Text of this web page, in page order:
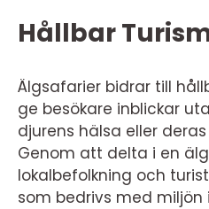
Hållbar
Älgsafarier bidrar till
ge besökare inblickar
djurens hälsa eller
Genom att delta i en
lokalbefolkning och
som bedrivs med miljön